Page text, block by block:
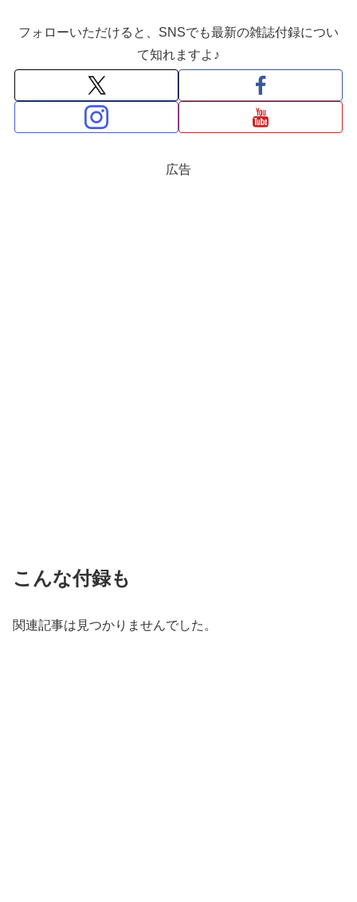
フォローいただけると、SNSでも最新の雑誌付録につい
て知れますよ♪
広告
こんな付録も
関連記事は見つかりませんでした。